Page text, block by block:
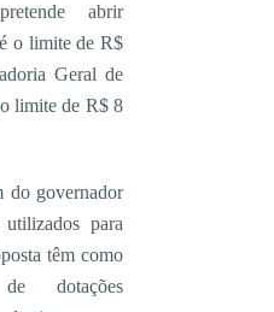
abrir
o limite de R$
Geral de
limite de R$ 8
do governador
para
têm como
dotações